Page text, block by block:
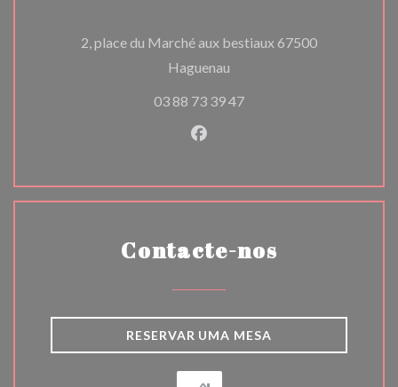
2, place du Marché aux bestiaux 67500
Haguenau
03 88 73 39 47
Facebook ((abre numa nova
Contacte-nos
RESERVAR UMA MESA